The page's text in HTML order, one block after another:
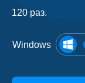
120 раз.
Windows